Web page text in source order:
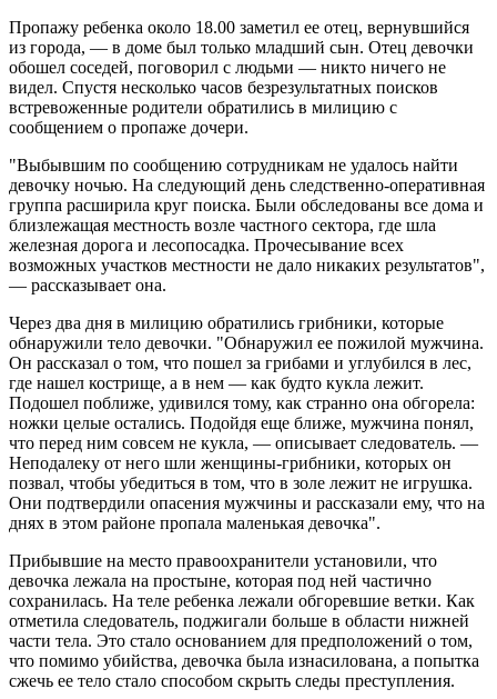
Пропажу ребенка около 18.00 заметил ее отец, вернувшийся
из города, — в доме был только младший сын. Отец девочки
обошел соседей, поговорил с людьми — никто ничего не
видел. Спустя несколько часов безрезультатных поисков
встревоженные родители обратились в милицию с
сообщением о пропаже дочери.
"Выбывшим по сообщению сотрудникам не удалось найти
девочку ночью. На следующий день следственно-оперативная
группа расширила круг поиска. Были обследованы все дома и
близлежащая местность возле частного сектора, где шла
железная дорога и лесопосадка. Прочесывание всех
возможных участков местности не дало никаких результатов",
— рассказывает она.
Через два дня в милицию обратились грибники, которые
обнаружили тело девочки. "Обнаружил ее пожилой мужчина.
Он рассказал о том, что пошел за грибами и углубился в лес,
где нашел кострище, а в нем — как будто кукла лежит.
Подошел поближе, удивился тому, как странно она обгорела:
ножки целые остались. Подойдя еще ближе, мужчина понял,
что перед ним совсем не кукла, — описывает следователь. —
Неподалеку от него шли женщины-грибники, которых он
позвал, чтобы убедиться в том, что в золе лежит не игрушка.
Они подтвердили опасения мужчины и рассказали ему, что на
днях в этом районе пропала маленькая девочка".
Прибывшие на место правоохранители установили, что
девочка лежала на простыне, которая под ней частично
сохранилась. На теле ребенка лежали обгоревшие ветки. Как
отметила следователь, поджигали больше в области нижней
части тела. Это стало основанием для предположений о том,
что помимо убийства, девочка была изнасилована, а попытка
сжечь ее тело стало способом скрыть следы преступления.